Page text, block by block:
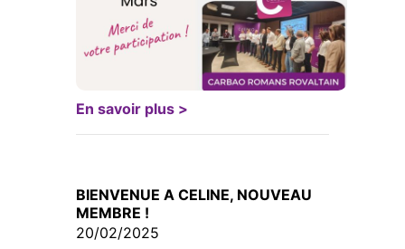
En savoir plus >
BIENVENUE A CELINE, NOUVEAU
MEMBRE !
20/02/2025